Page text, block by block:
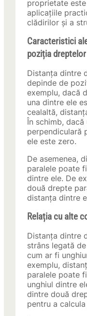
proprietate
aplicațiile
clădirilor și a
Caracteristici
poziția dreptelor
Distanța dintre
depinde de
exemplu, dacă
una dintre ele
cealaltă,
În schimb,
perpendiculară
ele este zero.
De asemenea,
paralele poate
dintre ele. De
două drepte
distanța dintre
Relația cu alte
Distanța dintre
strâns legată
cum ar fi
exemplu,
paralele poate
unghiul dintre
dintre două
pentru a